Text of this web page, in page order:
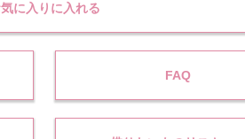
に入りに入れる
FAQ